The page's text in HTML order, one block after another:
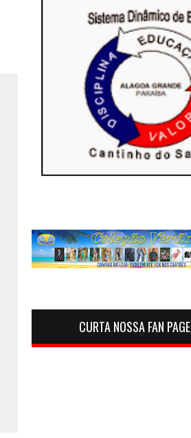
CURTA NOSSA FAN PAGE